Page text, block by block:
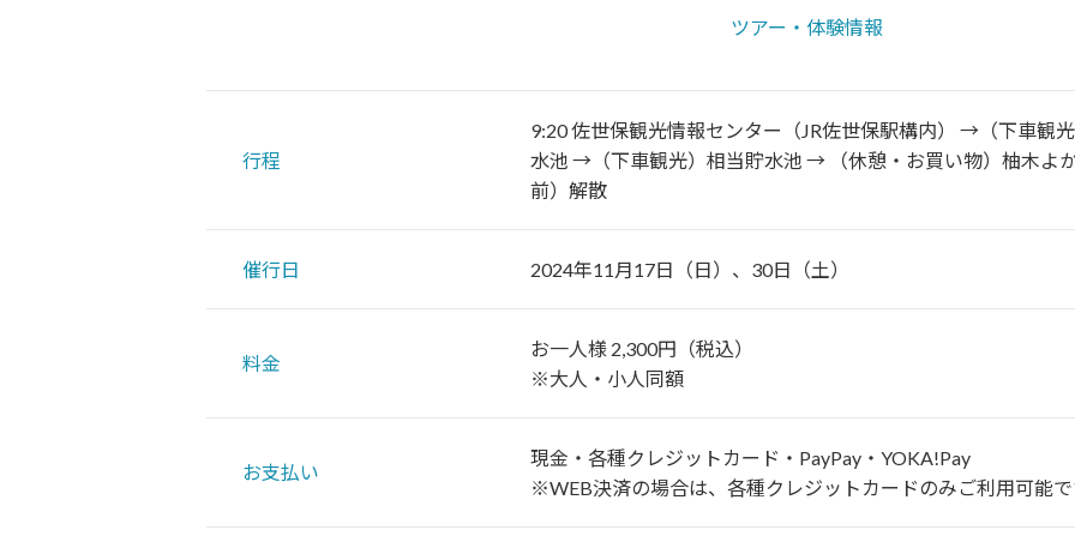
ツアー・体験情報
行程
9:20 佐世保観光情報センター（JR佐世保駅構内） →（下車観
水池 →（下車観光）相当貯水池 → （休憩・お買い物）柚木よ
前）解散
催行日 2024年11月17日（日）、30日（土）
料金
お一人様 2,300円（税込）
※大人・小人同額
お支払い
現金・各種クレジットカード・PayPay・YOKA!Pay
※WEB決済の場合は、各種クレジットカードのみご利用可能で